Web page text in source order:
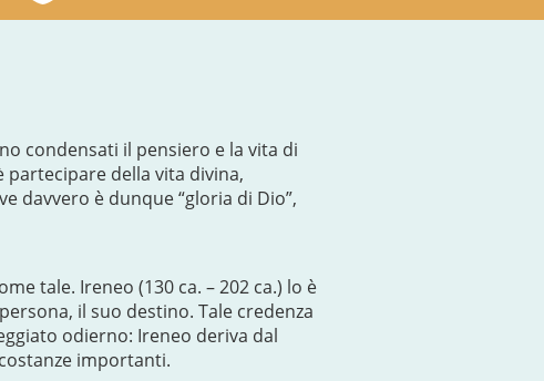
condensati il pensiero e la vita di
partecipare della vita divina,
davvero è dunque “gloria di Dio”,
tale. Ireneo (130 ca. – 202 ca.) lo è
il suo destino. Tale credenza
odierno: Ireneo deriva dal
importanti.